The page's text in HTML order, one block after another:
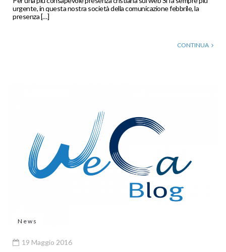
urgente, in questa nostra società della comunicazione febbrile, la
presenza […]
CONTINUA
News
19 Maggio 2016